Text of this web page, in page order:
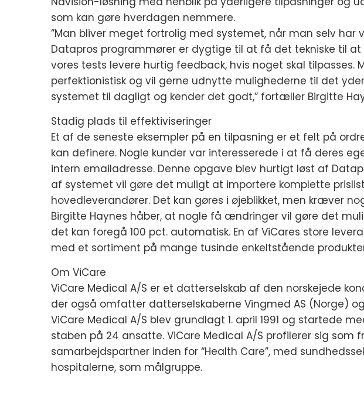
som kan gøre hverdagen nemmere.
”Man bliver meget fortrolig med systemet, når man selv
Datapros programmører er dygtige til at få det tekniske til
vores tests levere hurtig feedback, hvis noget skal tilpasses.
perfektionistisk og vil gerne udnytte mulighederne til det
systemet til dagligt og kender det godt,” fortæller Birgitte
Stadig plads til effektiviseringer
Et af de seneste eksempler på en tilpasning er et felt på
kan definere. Nogle kunder var interesserede i at få deres
intern emailadresse. Denne opgave blev hurtigt løst af
af systemet vil gøre det muligt at importere komplette
hovedleverandører. Det kan gøres i øjeblikket, men kræver
Birgitte Haynes håber, at nogle få ændringer vil gøre det
det kan foregå 100 pct. automatisk. En af ViCares store
med et sortiment på mange tusinde enkeltstående
Om ViCare
ViCare Medical A/S er et datterselskab af den norskejede
der også omfatter datterselskaberne Vingmed AS (Norge)
ViCare Medical A/S blev grundlagt 1. april 1991 og startede
staben på 24 ansatte. ViCare Medical A/S profilerer sig som
samarbejdspartner inden for “Health Care”, med
hospitalerne, som målgruppe.